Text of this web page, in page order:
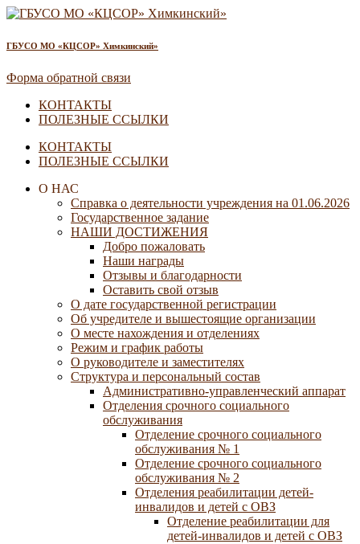
ГБУСО МО «КЦСОР» Химкинский»
Форма обратной связи
КОНТАКТЫ
ПОЛЕЗНЫЕ ССЫЛКИ
КОНТАКТЫ
ПОЛЕЗНЫЕ ССЫЛКИ
О НАС
Справка о деятельности учреждения на 01.06.2026
Государственное задание
НАШИ ДОСТИЖЕНИЯ
Добро пожаловать
Наши награды
Отзывы и благодарности
Оставить свой отзыв
О дате государственной регистрации
Об учредителе и вышестоящие организации
О месте нахождения и отделениях
Режим и график работы
О руководителе и заместителях
Структура и персональный состав
Административно-управленческий аппарат
Отделения срочного социального
обслуживания
Отделение срочного социального
обслуживания № 1
Отделение срочного социального
обслуживания № 2
Отделения реабилитации детей-
инвалидов и детей с ОВЗ
Отделение реабилитации для
детей-инвалидов и детей с ОВЗ